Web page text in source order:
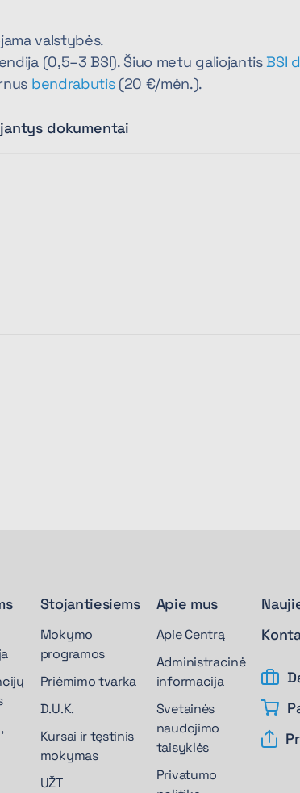
valstybės.
(0,5–3 BSI). Šiuo metu galiojantisBSI
bendrabutis(20 €/mėn.).
dokumentai
Stojantiesiems
Mokymo
programos
Priėmimo tvarka
D.U.K.
Kursai ir tęstinis
mokymas
UŽT
Apie mus
Apie Centrą
Administracinė
informacija
Svetainės
naudojimo
taisyklės
Privatumo